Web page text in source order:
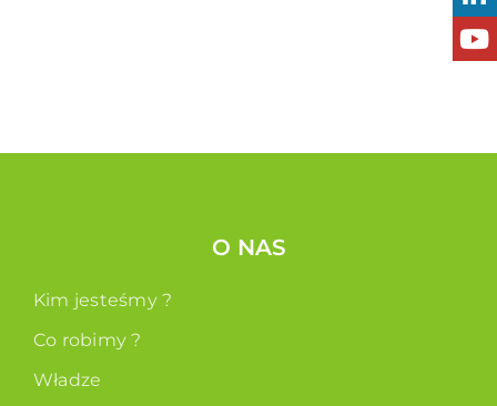
O NAS
Kim jesteśmy ?
Co robimy ?
Władze